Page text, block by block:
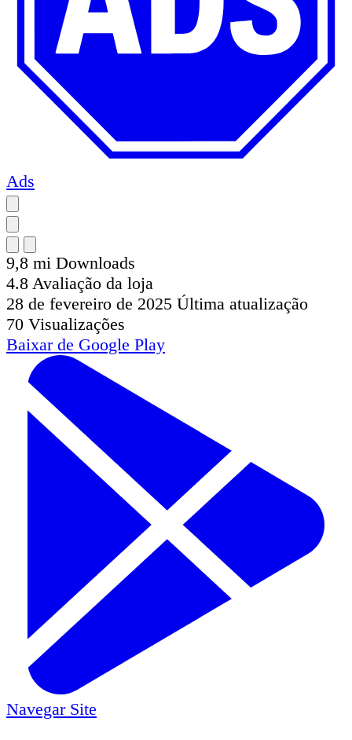
Ads
9,8 mi Downloads
4.8 Avaliação da loja
28 de fevereiro de 2025 Última atualização
70 Visualizações
Baixar de Google Play
Navegar Site